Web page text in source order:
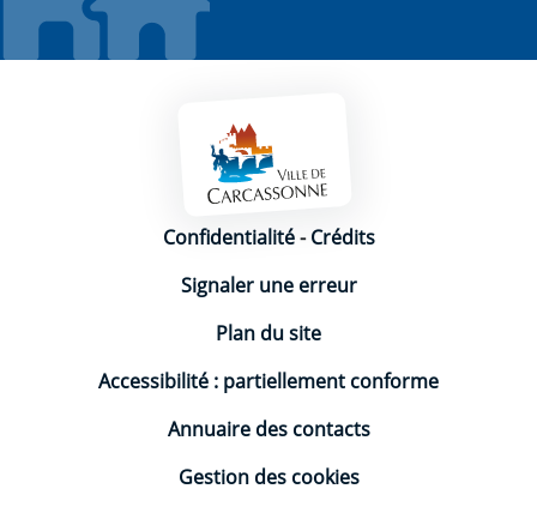
Mentions légales
Confidentialité-Crédits
Signaler une erreur
Plan du site
Accessibilité : partiellement conforme
Annuaire des contacts
Gestion des cookies